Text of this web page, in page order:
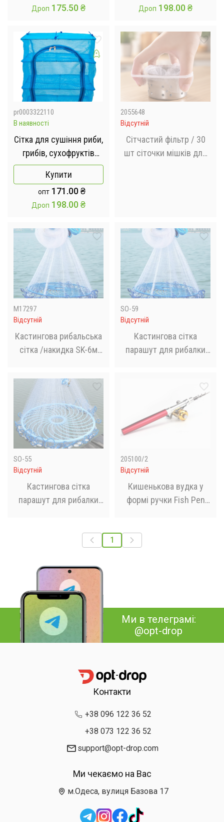
Дроп 175.50₴ Дроп 198.00₴
pr0003322110
В наявності
Сітка для сушіння риби,
грибів, сухофруктів
Easyall-11 45x45x75см
Купити
опт 171.00₴
Дроп 198.00₴
2055648
Відсутній
Сітчастий фільтр / 30
шт сіточки мішків для
M17297
Відсутній
Кастингова рибальська
сітка /накидка SK-6м
SO-59
Відсутній
Кастингова сітка
парашут для рибалки
SO-55
Відсутній
Кастингова сітка
парашут для рибалки
205100/2
Відсутній
Кишенькова вудка у
формі ручки Fish Pen
1
Ми в телеграмі:
@opt-drop
Контакти
+38 096 122 36 52
+38 073 122 36 52
support@opt-drop.com
Ми чекаємо на Вас
м.Одеса, вулиця Базова 17